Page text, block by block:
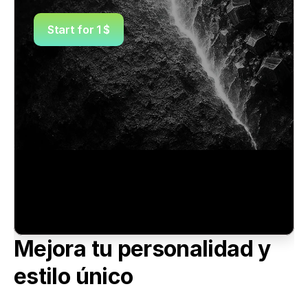
Start for 1 $
Mejora tu personalidad y
estilo único